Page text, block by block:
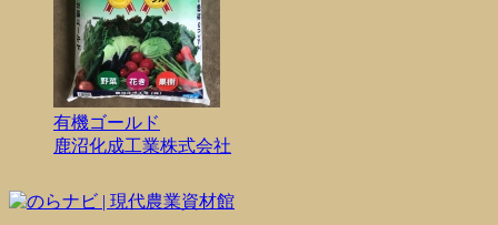
有機ゴールド
鹿沼化成工業株式会社